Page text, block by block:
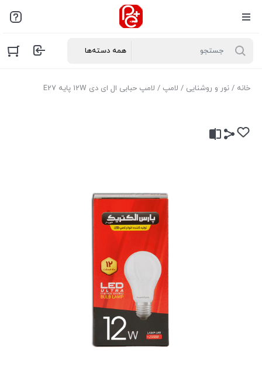
خانه / نور و روشنایی / لامپ / لامپ حبابی ال ای دی 12W پایه E27